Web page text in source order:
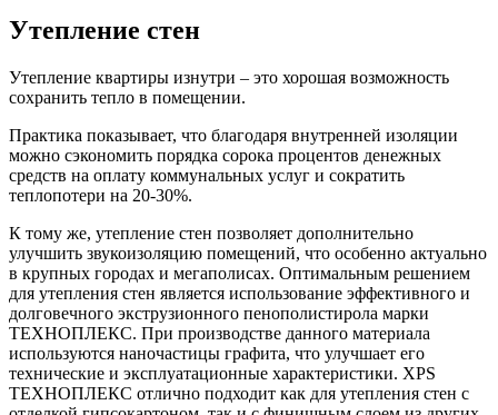
Утепление стен
Утепление квартиры изнутри – это хорошая возможность
сохранить тепло в помещении.
Практика показывает, что благодаря внутренней изоляции
можно сэкономить порядка сорока процентов денежных
средств на оплату коммунальных услуг и сократить
теплопотери на 20-30%.
К тому же, утепление стен позволяет дополнительно
улучшить звукоизоляцию помещений, что особенно актуально
в крупных городах и мегаполисах. Оптимальным решением
для утепления стен является использование эффективного и
долговечного экструзионного пенополистирола марки
ТЕХНОПЛЕКС. При производстве данного материала
используются наночастицы графита, что улучшает его
технические и эксплуатационные характеристики. XPS
ТЕХНОПЛЕКС отлично подходит как для утепления стен с